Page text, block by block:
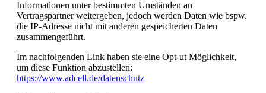
Informationen unter bestimmten Umständen an
Vertragspartner weitergeben, jedoch werden Daten wie bspw.
die IP-Adresse nicht mit anderen gespeicherten Daten
zusammengeführt.
Im nachfolgenden Link haben sie eine Opt-ut Möglichkeit,
um diese Funktion abzustellen:
https://www.adcell.de/datenschutz